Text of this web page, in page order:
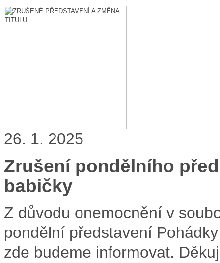
26. 1. 2025
Zrušení pondělního
babičky
Z důvodu onemocnění v
pondělní představení
zde budeme informovat.